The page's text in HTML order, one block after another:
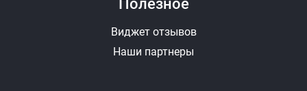
Полезное
Виджет отзывов
Наши партнеры